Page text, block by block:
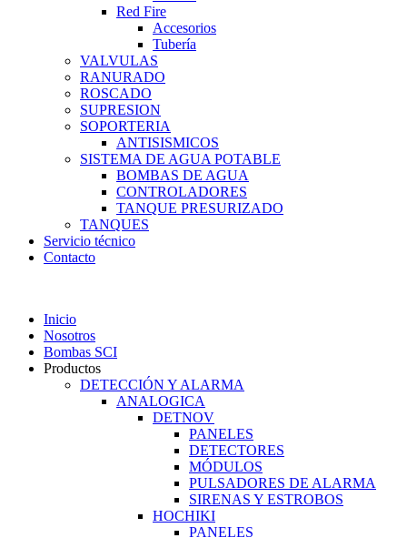
Red Fire
Accesorios
Tubería
VALVULAS
RANURADO
ROSCADO
SUPRESION
SOPORTERIA
ANTISISMICOS
SISTEMA DE AGUA POTABLE
BOMBAS DE AGUA
CONTROLADORES
TANQUE PRESURIZADO
TANQUES
Servicio técnico
Contacto
Inicio
Nosotros
Bombas SCI
Productos
DETECCIÓN Y ALARMA
ANALOGICA
DETNOV
PANELES
DETECTORES
MÓDULOS
PULSADORES DE ALARMA
SIRENAS Y ESTROBOS
HOCHIKI
PANELES